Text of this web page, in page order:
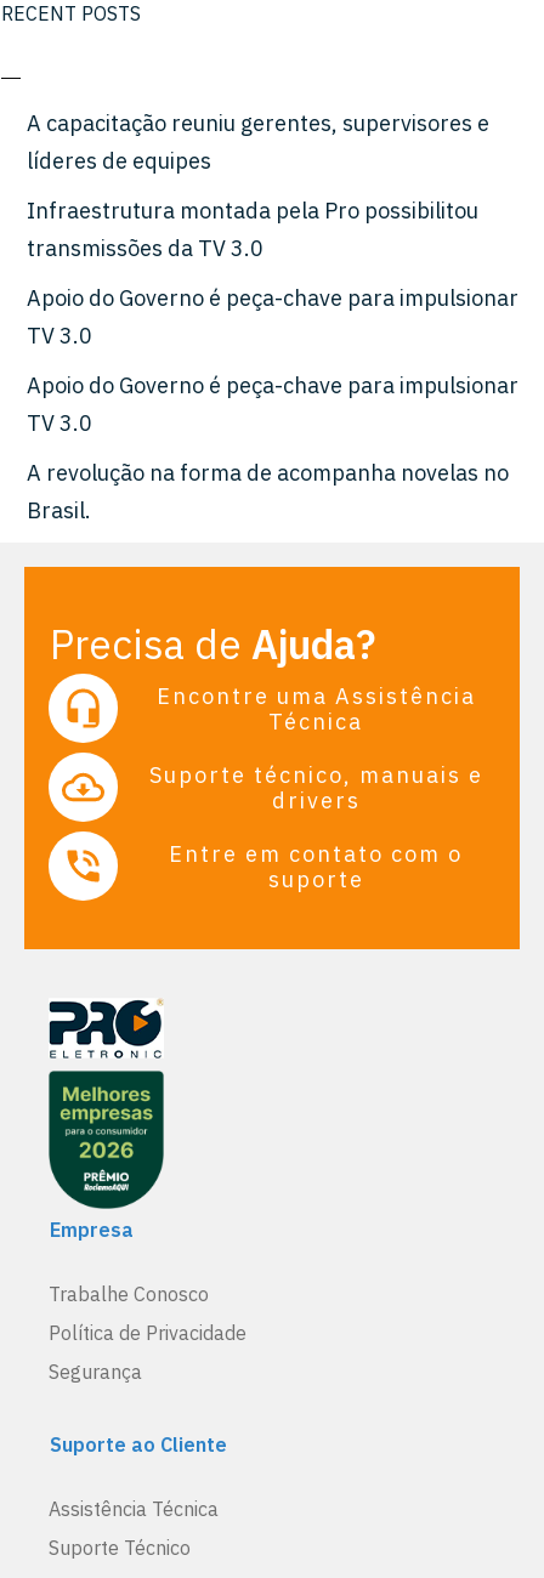
RECENT POSTS
A capacitação reuniu gerentes, supervisores e
líderes de equipes
Infraestrutura montada pela Pro possibilitou
transmissões da TV 3.0
Apoio do Governo é peça-chave para impulsionar
TV 3.0
Apoio do Governo é peça-chave para impulsionar
TV 3.0
A revolução na forma de acompanha novelas no
Brasil.
Precisa de Ajuda?
Encontre uma Assistência
Técnica
Suporte técnico, manuais e
drivers
Entre em contato com o
suporte
Empresa
Trabalhe Conosco
Política de Privacidade
Segurança
Suporte ao Cliente
Assistência Técnica
Suporte Técnico